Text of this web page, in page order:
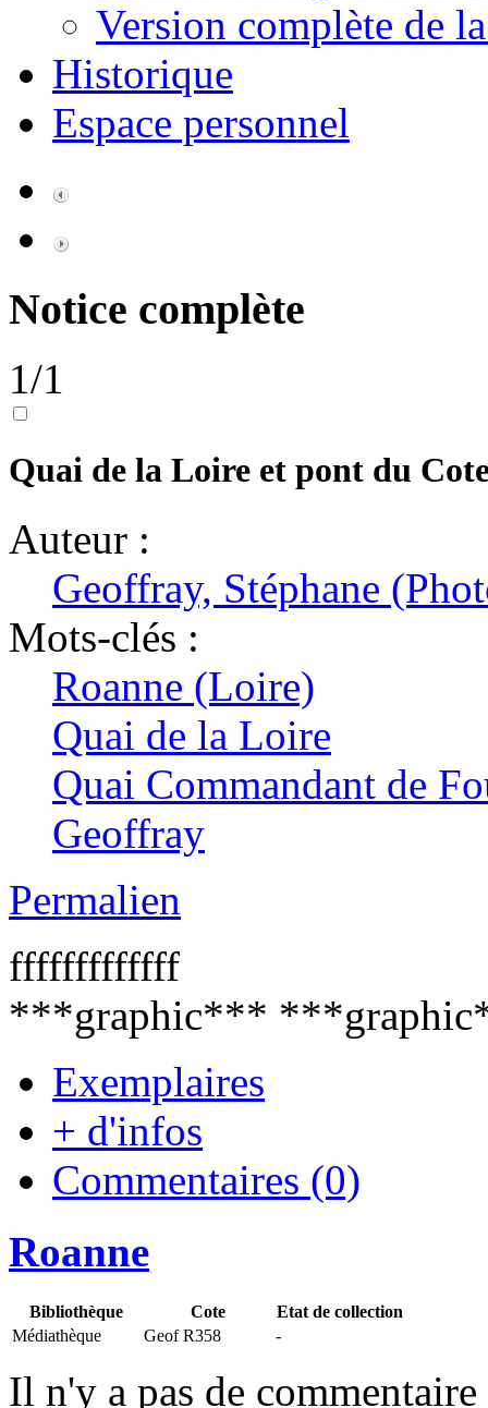
Version complète de
Historique
Espace personnel
Notice complète
1/1
Quai de la Loire et pont du
Auteur :
Geoffray, Stéphane
Mots-clés :
Roanne (Loire)
Quai de la Loire
Quai Commandant de
Geoffray
Permalien
fffffffffffff
***graphic***
Exemplaires
+ d'infos
Commentaires (0)
Roanne
Bibliothèque Cote
Etat de collection
Médiathèque
Geof R358 -
Il n'y a pas de